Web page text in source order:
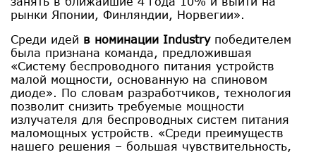
рынки Японии, Финляндии, Норвегии».
Среди идей в номинации Industryпобедителем
была признана команда, предложившая
«Систему беспроводного питания устройств
малой мощности, основанную на спиновом
диоде». По словам разработчиков, технология
позволит снизить требуемые мощности
излучателя для беспроводных систем питания
маломощных устройств. «Среди преимуществ
нашего решения – большая чувствительность,